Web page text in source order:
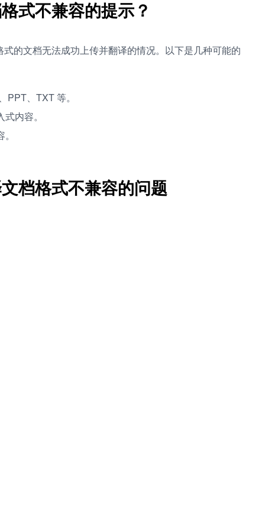
式不兼容的提示？
的文档无法成功上传并翻译的情况。以下是几种可能的
PPT、TXT 等。
内容。
档格式不兼容的问题